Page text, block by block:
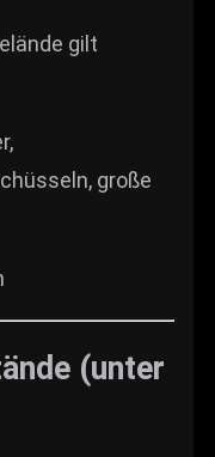
gilt
große
(unter